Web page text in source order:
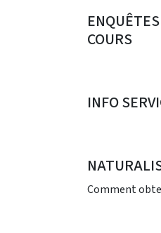
COURS
INFO
Comment